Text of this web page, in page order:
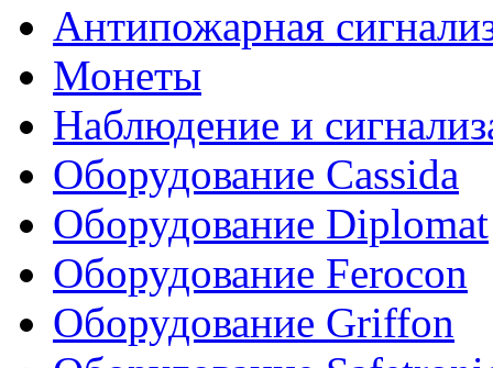
Антипожарная
Монеты
Наблюдение и
Оборудование Cassida
Оборудование Diplomat
Оборудование Ferocon
Оборудование Griffon